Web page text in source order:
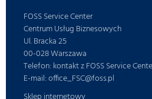
FOSS Service Center
Centrum Usług Biznesowych
Ul. Bracka 25
00-028 Warszawa
Telefon: kontakt z FOSS Service
E-mail: office_FSC@foss.pl